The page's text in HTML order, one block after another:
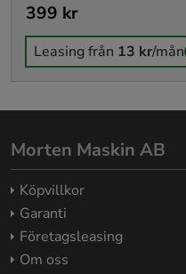
Pris: 399 kr
399 kr
Leasing från 13 kr/mån
Morten Maskin AB
Köpvillkor
Garanti
Företagsleasing
Om oss